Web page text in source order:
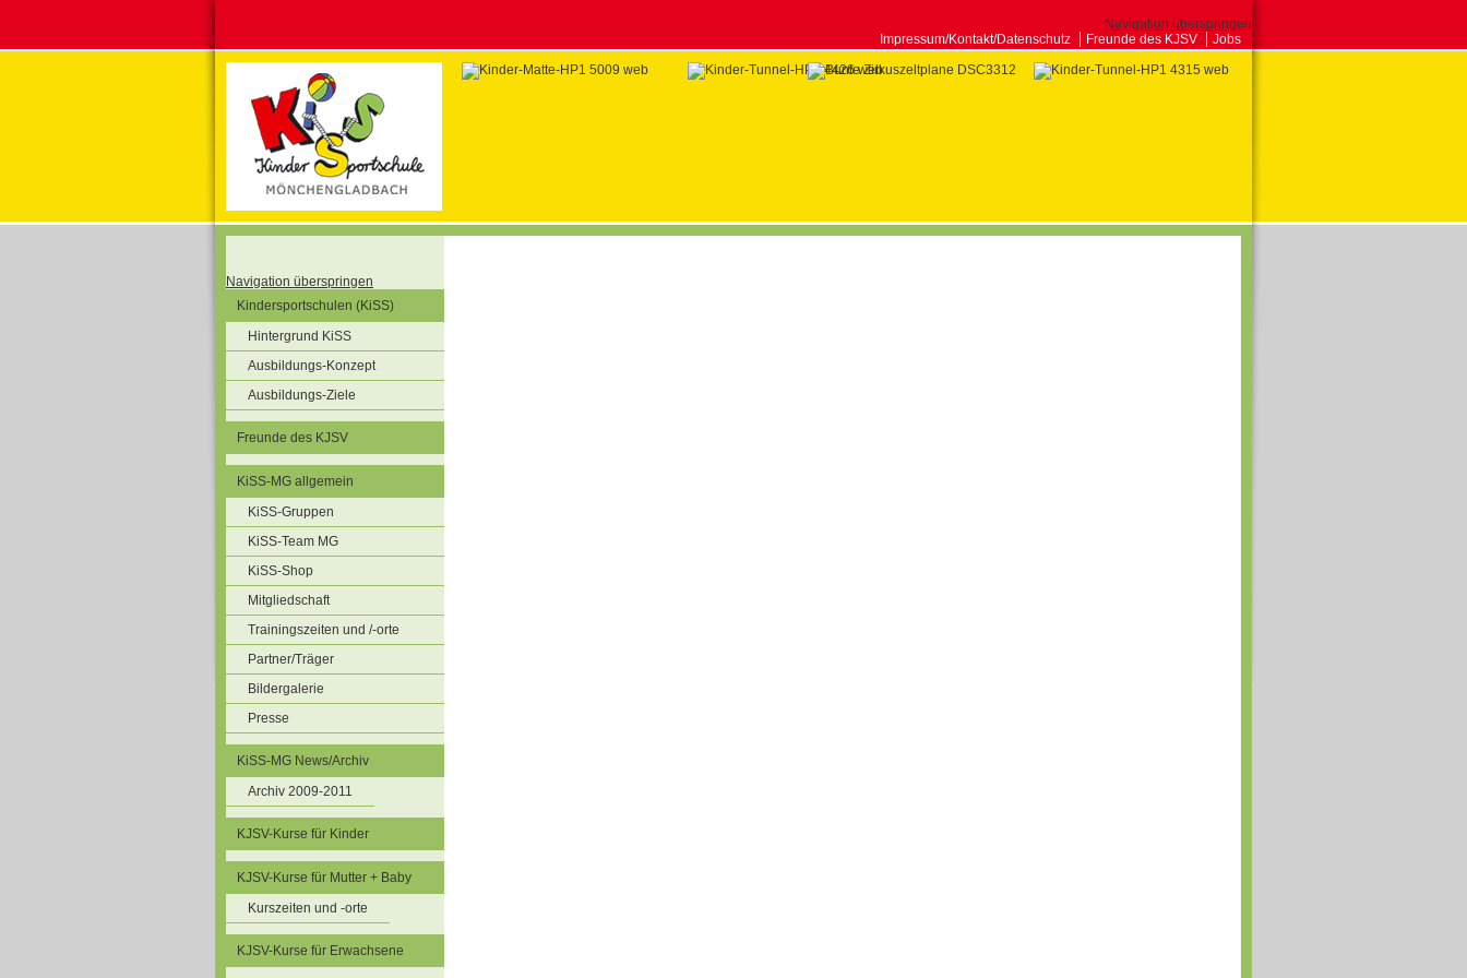
Navigation überspringen
Impressum/Kontakt/Datenschutz
Freunde des KJSV Jobs
Navigation überspringen
Kindersportschulen (KiSS)
Hintergrund KiSS
Ausbildungs-Konzept
Ausbildungs-Ziele
Freunde des KJSV
KiSS-MG allgemein
KiSS-Gruppen
KiSS-Team MG
KiSS-Shop
Mitgliedschaft
Trainingszeiten und /-orte
Partner/Träger
Bildergalerie
Presse
KiSS-MG News/Archiv
Archiv 2009-2011
KJSV-Kurse für Kinder
KJSV-Kurse für Mutter + Baby
Kurszeiten und -orte
KJSV-Kurse für Erwachsene